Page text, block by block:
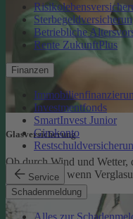
Betriebliche
Rente ZukunftPlus
Finanzen
Investmentfonds
SmartInvest Junior
Girokonto
Service
Schadenmeldung
Alles zur
Glasversicherung
Ob durch Wind und Wetter,
schützen Sie, wenn
Glasversicherung